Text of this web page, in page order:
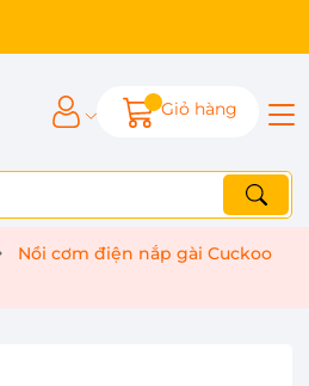
Giỏ hàng
Nồi cơm điện nắp gài Cuckoo